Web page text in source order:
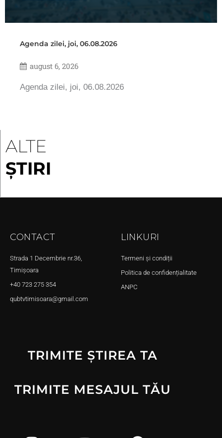
Agenda zilei, joi, 06.08.2026
august 6, 2026
Agenda zilei, joi, 06.08.2026
ALTE
ȘTIRI
CONTACT
Strada 1 Decembrie nr.36,
Timișoara
+40 723 275 354
qubtvtimisoara@gmail.com
LINKURI
Termeni și condiții
Politica de confidențialitate
ANPC
TRIMITE ȘTIREA TA
TRIMITE MESAJUL TĂU